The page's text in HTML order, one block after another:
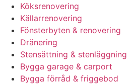
Köksrenovering
Källarrenovering
Fönsterbyten & renovering
Dränering
Stensättning & stenläggning
Bygga garage & carport
Bygga förråd & friggebod